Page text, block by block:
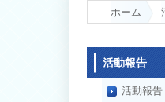
ホーム
活動報告
活動報告